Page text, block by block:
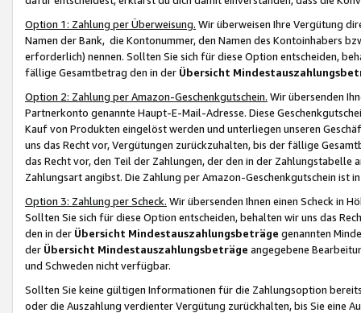
Option 1: Zahlung per Überweisung. Wir überweisen Ihre Vergütung
Namen der Bank, die Kontonummer, den Namen des Kontoinhabers
erforderlich) nennen. Sollten Sie sich für diese Option entscheiden,
fällige Gesamtbetrag den in der Übersicht
Option 2: Zahlung per Amazon-Geschenkgutschein. Wir übersenden
Partnerkonto genannte Haupt-E-Mail-Adresse. Diese
Kauf von Produkten eingelöst werden und unterliegen unseren
uns das Recht vor, Vergütungen zurückzuhalten, bis der fällige
das Recht vor, den Teil der Zahlungen, der den in der
Zahlungsart angibst. Die Zahlung per Amazon-Geschenkgutschein ist
Option 3: Zahlung per Scheck. Wir übersenden Ihnen einen Scheck in
Sollten Sie sich für diese Option entscheiden, behalten wir uns das
den in der Übersicht Mindestauszahlungsbeträge genannten
der Übersicht Mindestauszahlungsbeträge angegebene
und Schweden nicht verfügbar.
Sollten Sie keine gültigen Informationen für die Zahlungsoption
oder die Auszahlung verdienter Vergütung zurückhalten, bis Sie